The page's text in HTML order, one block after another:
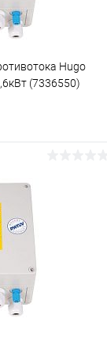
Hugo
(7336550)
В наличии